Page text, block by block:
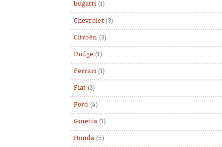
bugatti (1)
Chevrolet(3)
Citroën (3)
Dodge (1)
Ferrari (1)
Fiat (3)
Ford (4)
Ginetta (1)
Honda (5)